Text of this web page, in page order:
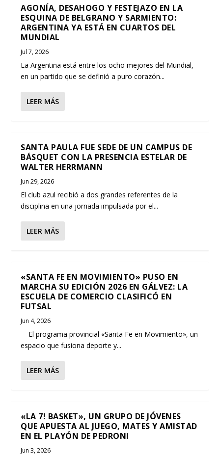
AGONÍA, DESAHOGO Y FESTEJAZO EN LA
ESQUINA DE BELGRANO Y SARMIENTO:
ARGENTINA YA ESTÁ EN CUARTOS DEL
MUNDIAL
Jul 7, 2026
La Argentina está entre los ocho mejores del Mundial,
en un partido que se definió a puro corazón...
LEER MÁS
SANTA PAULA FUE SEDE DE UN CAMPUS DE
BÁSQUET CON LA PRESENCIA ESTELAR DE
WALTER HERRMANN
Jun 29, 2026
El club azul recibió a dos grandes referentes de la
disciplina en una jornada impulsada por el...
LEER MÁS
«SANTA FE EN MOVIMIENTO» PUSO EN
MARCHA SU EDICIÓN 2026 EN GÁLVEZ: LA
ESCUELA DE COMERCIO CLASIFICÓ EN
FUTSAL
Jun 4, 2026
El programa provincial «Santa Fe en Movimiento», un
espacio que fusiona deporte y...
LEER MÁS
«LA 7! BASKET», UN GRUPO DE JÓVENES
QUE APUESTA AL JUEGO, MATES Y AMISTAD
EN EL PLAYÓN DE PEDRONI
Jun 3, 2026